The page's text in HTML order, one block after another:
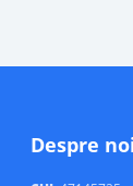
Despre